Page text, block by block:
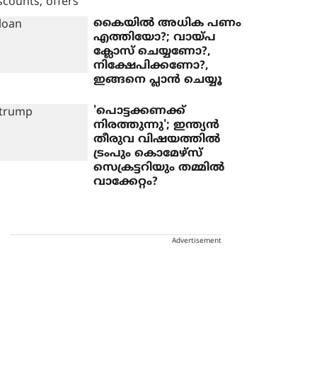
കൈയില്‍ അധിക പണം
എത്തിയോ?; വായ്പ
ക്ലോസ് ചെയ്യണോ?,
നിക്ഷേപിക്കണോ?,
ഇങ്ങനെ പ്ലാന്‍ ചെയ്യൂ
'പൊട്ടക്കണക്ക്
നിരത്തുന്നു'; ഇന്ത്യൻ
തീരുവ വിഷയത്തില്‍
ട്രംപും കൊമേഴ്‌സ്
സെക്രട്ടറിയും തമ്മില്‍
വാക്കേറ്റം?
Advertisement